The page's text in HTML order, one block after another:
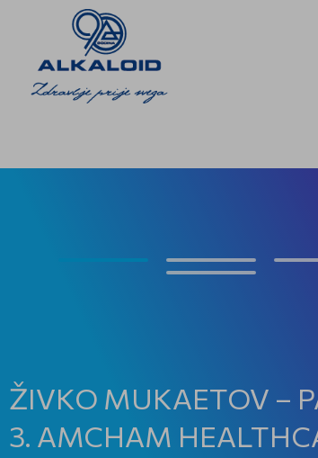
ŽIVKO MUKAETOV –
3. AMCHAM